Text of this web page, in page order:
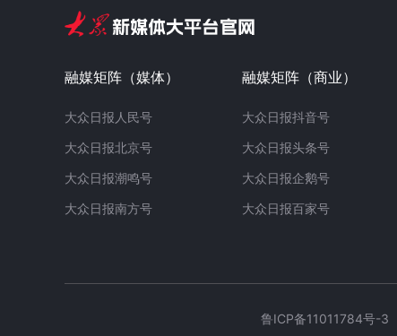
融媒矩阵（媒体）
大众日报人民号
大众日报北京号
大众日报潮鸣号
大众日报南方号
融媒矩阵（商业）
大众日报抖音号
大众日报头条号
大众日报企鹅号
大众日报百家号
鲁ICP备11011784号-3